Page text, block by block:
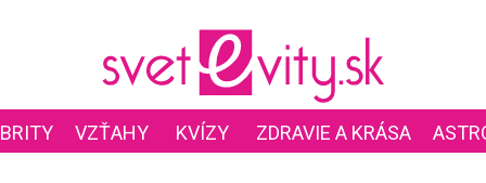
VZŤAHY KVÍZY ZDRAVIE A KRÁSA